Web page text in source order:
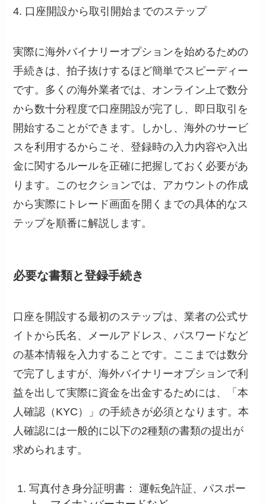
4. 口座開設から取引開始までのステップ
実際に海外バイナリーオプションを始めるための
手続きは、拍子抜けするほど簡単でスピーディー
です。多くの海外業者では、オンライン上で数分
から数十分程度で口座開設が完了し、即日取引を
開始することができます。しかし、海外のサービ
スを利用するからこそ、登録時の入力内容や入出
金に関するルールを正確に把握しておく必要があ
ります。このセクションでは、アカウントの作成
から実際にトレード画面を開くまでの具体的なス
テップを順番に解説します。
必要な書類と登録手続き
口座を開設する最初のステップは、業者の公式サ
イトから氏名、メールアドレス、パスワードなど
の基本情報を入力することです。ここまでは数分
で完了しますが、海外バイナリーオプションで利
益を出して実際に資金を出金するためには、「本
人確認（KYC）」の手続きが必須となります。本
人確認には一般的に以下の2種類の書類の提出が
求められます。
写真付き身分証明書： 運転免許証、パスポー